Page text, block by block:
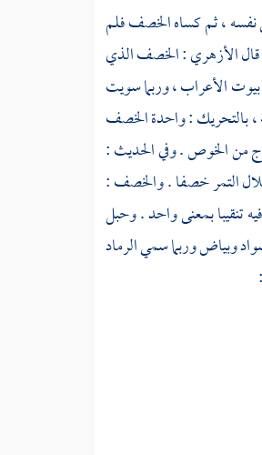
نفسه ، ثم كساه الخصف فلم
الأزهري: الخصف الذي
الأعراب ، وربما سويت
بالتحريك : واحدة الخصف
من الخوص . وفي الحديث :
التمر خصفا . والخصف :
بمعنى واحد . وحبل
وبياض وربما سمي الرماد
: